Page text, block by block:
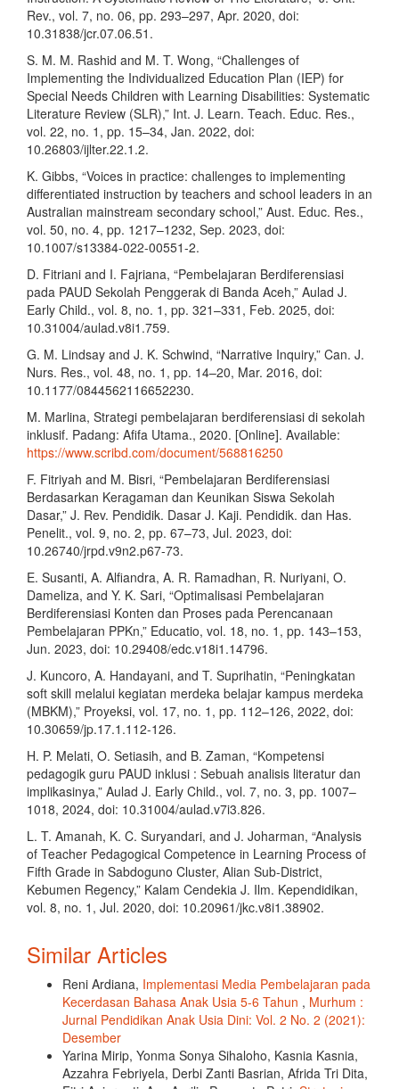
Rev., vol. 7, no. 06, pp. 293–297, Apr. 2020, doi:
10.31838/jcr.07.06.51.
S. M. M. Rashid and M. T. Wong, “Challenges of
Implementing the Individualized Education Plan (IEP) for
Special Needs Children with Learning Disabilities: Systematic
Literature Review (SLR),” Int. J. Learn. Teach. Educ. Res.,
vol. 22, no. 1, pp. 15–34, Jan. 2022, doi:
10.26803/ijlter.22.1.2.
K. Gibbs, “Voices in practice: challenges to implementing
differentiated instruction by teachers and school leaders in an
Australian mainstream secondary school,” Aust. Educ. Res.,
vol. 50, no. 4, pp. 1217–1232, Sep. 2023, doi:
10.1007/s13384-022-00551-2.
D. Fitriani and I. Fajriana, “Pembelajaran Berdiferensiasi
pada PAUD Sekolah Penggerak di Banda Aceh,” Aulad J.
Early Child., vol. 8, no. 1, pp. 321–331, Feb. 2025, doi:
10.31004/aulad.v8i1.759.
G. M. Lindsay and J. K. Schwind, “Narrative Inquiry,” Can. J.
Nurs. Res., vol. 48, no. 1, pp. 14–20, Mar. 2016, doi:
10.1177/0844562116652230.
M. Marlina, Strategi pembelajaran berdiferensiasi di sekolah
inklusif. Padang: Afifa Utama., 2020. [Online]. Available:
https://www.scribd.com/document/568816250
F. Fitriyah and M. Bisri, “Pembelajaran Berdiferensiasi
Berdasarkan Keragaman dan Keunikan Siswa Sekolah
Dasar,” J. Rev. Pendidik. Dasar J. Kaji. Pendidik. dan Has.
Penelit., vol. 9, no. 2, pp. 67–73, Jul. 2023, doi:
10.26740/jrpd.v9n2.p67-73.
E. Susanti, A. Alfiandra, A. R. Ramadhan, R. Nuriyani, O.
Dameliza, and Y. K. Sari, “Optimalisasi Pembelajaran
Berdiferensiasi Konten dan Proses pada Perencanaan
Pembelajaran PPKn,” Educatio, vol. 18, no. 1, pp. 143–153,
Jun. 2023, doi: 10.29408/edc.v18i1.14796.
J. Kuncoro, A. Handayani, and T. Suprihatin, “Peningkatan
soft skill melalui kegiatan merdeka belajar kampus merdeka
(MBKM),” Proyeksi, vol. 17, no. 1, pp. 112–126, 2022, doi:
10.30659/jp.17.1.112-126.
H. P. Melati, O. Setiasih, and B. Zaman, “Kompetensi
pedagogik guru PAUD inklusi : Sebuah analisis literatur dan
implikasinya,” Aulad J. Early Child., vol. 7, no. 3, pp. 1007–
1018, 2024, doi: 10.31004/aulad.v7i3.826.
L. T. Amanah, K. C. Suryandari, and J. Joharman, “Analysis
of Teacher Pedagogical Competence in Learning Process of
Fifth Grade in Sabdoguno Cluster, Alian Sub-District,
Kebumen Regency,” Kalam Cendekia J. Ilm. Kependidikan,
vol. 8, no. 1, Jul. 2020, doi: 10.20961/jkc.v8i1.38902.
Similar Articles
Reni Ardiana, Implementasi Media Pembelajaran pada
Kecerdasan Bahasa Anak Usia 5-6 Tahun , Murhum :
Jurnal Pendidikan Anak Usia Dini: Vol. 2 No. 2 (2021):
Desember
Yarina Mirip, Yonma Sonya Sihaloho, Kasnia Kasnia,
Azzahra Febriyela, Derbi Zanti Basrian, Afrida Tri Dita,